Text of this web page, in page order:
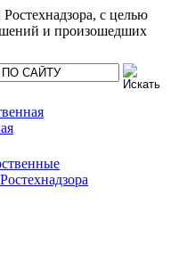
с целью
и произошедших